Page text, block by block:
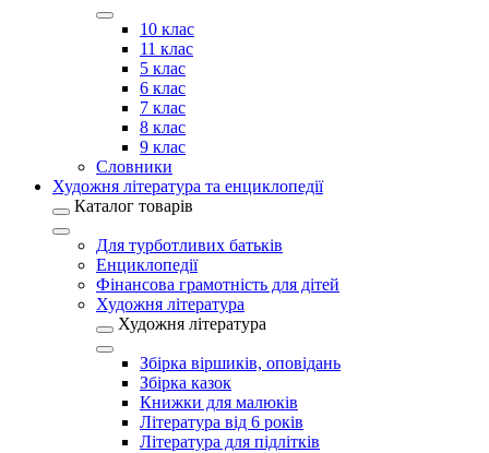
10 клас
11 клас
5 клас
6 клас
7 клас
8 клас
9 клас
Словники
Художня література та енциклопедії
Каталог товарів
Для турботливих батьків
Енциклопедії
Фінансова грамотність для дітей
Художня література
Художня література
Збірка віршиків, оповідань
Збірка казок
Книжки для малюків
Література від 6 років
Література для підлітків